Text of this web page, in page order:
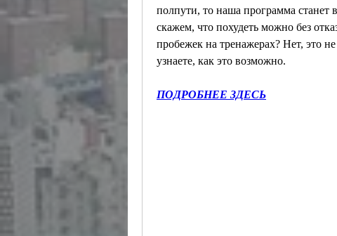
полпути, то наша программа
скажем, что похудеть можно без
пробежек на тренажерах? Нет, это
узнаете, как это возможно.
ПОДРОБНЕЕ ЗДЕСЬ